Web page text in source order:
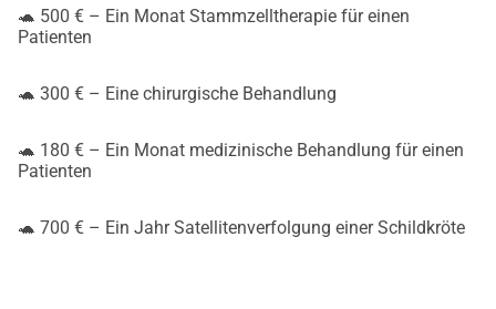
🐢 500 € – Ein Monat Stammzelltherapie für einen
Patienten
🐢 300 € – Eine chirurgische Behandlung
🐢 180 € – Ein Monat medizinische Behandlung für einen
Patienten
🐢 700 € – Ein Jahr Satellitenverfolgung einer Schildkröte